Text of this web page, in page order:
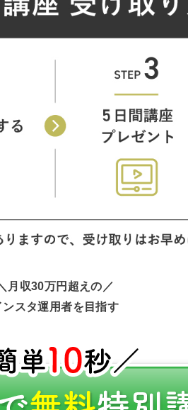
月収30万円超えの／
ンスタ運用者を目指す